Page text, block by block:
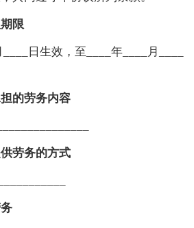
限
日生效，至____年____月____
的劳务内容
劳务的方式